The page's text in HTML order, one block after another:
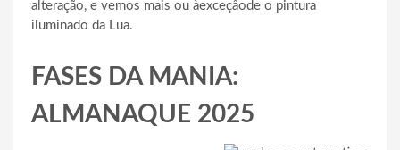
alteração, e vemos mais ou àexceçâode o pintura
iluminado da Lua.
FASES DA MANIA:
ALMANAQUE 2025